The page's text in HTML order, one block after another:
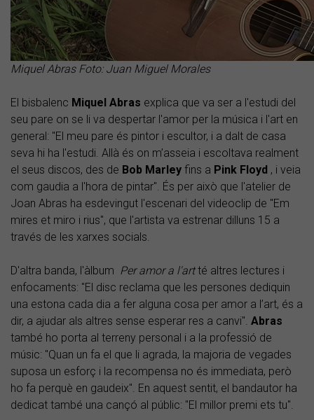
Miquel Abras Foto: Juan Miguel Morales
El bisbalenc Miquel Abras explica que va ser a l'estudi del
seu pare on se li va despertar l'amor per la música i l'art en
general: "El meu pare és pintor i escultor, i a dalt de casa
seva hi ha l'estudi. Allà és on m’asseia i escoltava realment
el seus discos, des de Bob Marley fins a Pink Floyd , i veia
com gaudia a l'hora de pintar". És per això que l'atelier de
Joan Abras ha esdevingut l'escenari del videoclip de "Em
mires et miro i rius", que l'artista va estrenar dilluns 15 a
través de les xarxes socials.
D'altra banda, l'àlbum Per amor a l'artté altres lectures i
enfocaments: "El disc reclama que les persones dediquin
una estona cada dia a fer alguna cosa per amor a l’art, és a
dir, a ajudar als altres sense esperar res a canvi". Abras
també ho porta al terreny personal i a la professió de
músic: "Quan un fa el que li agrada, la majoria de vegades
suposa un esforç i la recompensa no és immediata, però
ho fa perquè en gaudeix". En aquest sentit, el bandautor ha
dedicat també una cançó al públic: "El millor premi ets tu".